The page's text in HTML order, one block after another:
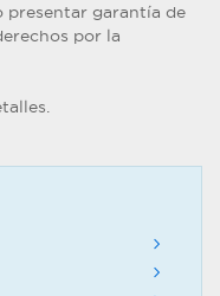
presentar garantía de
por la